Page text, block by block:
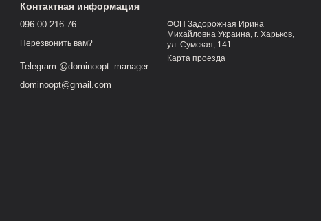
Контактная информация
096 00 216-76
Перезвонить вам?
Telegram @dominoopt_manager
dominoopt@gmail.com
ФОП Задорожная Ирина
Михайловна Украина, г. Харьков,
ул. Сумская, 141
Карта проезда